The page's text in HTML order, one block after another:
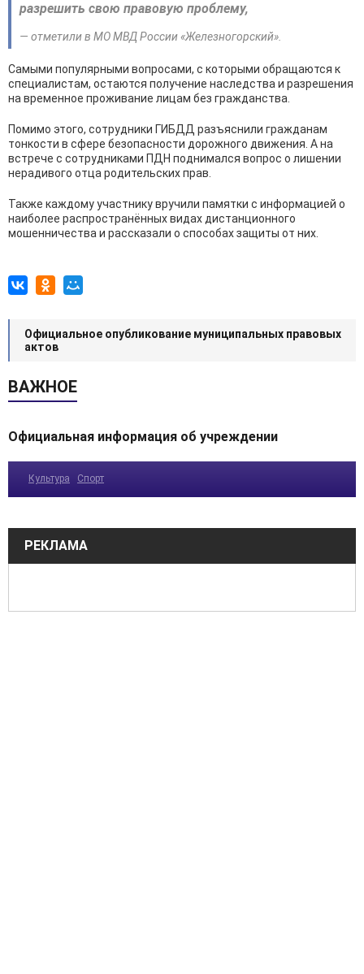
разрешить свою правовую проблему,
— отметили в МО МВД России «Железногорский».
Самыми популярными вопросами, с которыми обращаются к
специалистам, остаются получение наследства и разрешения
на временное проживание лицам без гражданства.
Помимо этого, сотрудники ГИБДД разъяснили гражданам
тонкости в сфере безопасности дорожного движения. А на
встрече с сотрудниками ПДН поднимался вопрос о лишении
нерадивого отца родительских прав.
Также каждому участнику вручили памятки с информацией о
наиболее распространённых видах дистанционного
мошенничества и рассказали о способах защиты от них.
Официальное опубликование муниципальных правовых
актов
ВАЖНОЕ
Официальная информация об учреждении
Культура Спорт
РЕКЛАМА